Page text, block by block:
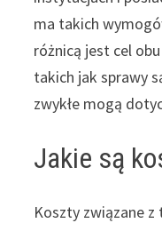
ma takich
różnicą jest cel
takich jak sprawy
zwykłe mogą
Jakie są
Koszty związane z